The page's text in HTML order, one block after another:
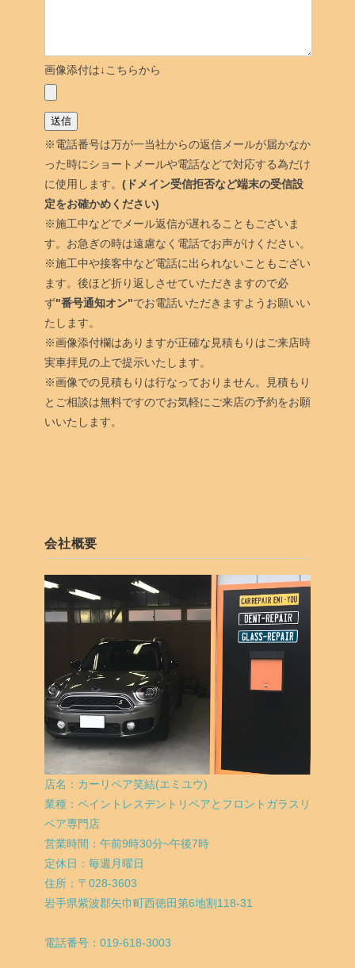
画像添付は↓こちらから
※電話番号は万が一当社からの返信メールが届かなか
った時にショートメールや電話などで対応する為だけ
に使用します。 (ドメイン受信拒否など端末の受信設
定をお確かめください)
※施工中などでメール返信が遅れることもございま
す。お急ぎの時は遠慮なく電話でお声がけください。
※施工中や接客中など電話に出られないこともござい
ます。後ほど折り返しさせていただきますので必
ず"番号通知オン"でお電話いただきますようお願いい
たします。
※画像添付欄はありますが正確な見積もりはご来店時
実車拝見の上で提示いたします。
※画像での見積もりは行なっておりません。見積もり
とご相談は無料ですのでお気軽にご来店の予約をお願
いいたします。
会社概要
店名：カーリペア笑結(エミユウ)
業種：ペイントレスデントリペアとフロントガラスリ
ペア専門店
営業時間：午前9時30分~午後7時
定休日：毎週月曜日
住所：〒028-3603
岩手県紫波郡矢巾町西徳田第6地割118-31
電話番号：019-618-3003